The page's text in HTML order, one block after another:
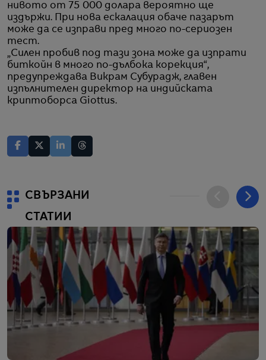
нивото от 75 000 долара вероятно ще
издържи. При нова ескалация обаче пазарът
може да се изправи пред много по-сериозен
тест.
„Силен пробив под тази зона може да изпрати
биткойн в много по-дълбока корекция“,
предупреждава Викрам Субурадж, главен
изпълнителен директор на индийската
криптоборса Giottus.
СВЪРЗАНИ
СТАТИИ